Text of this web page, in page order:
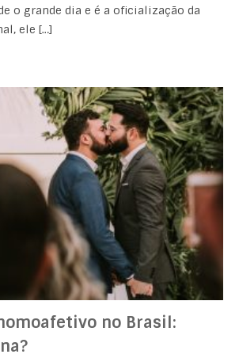
o grande dia e é a oficialização da
ele […]
no Brasil: